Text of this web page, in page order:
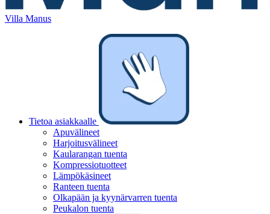
Villa Manus
Tietoa asiakkaalle
Apuvälineet
Harjoitusvälineet
Kaularangan tuenta
Kompressiotuotteet
Lämpökäsineet
Ranteen tuenta
Olkapään ja kyynärvarren tuenta
Peukalon tuenta